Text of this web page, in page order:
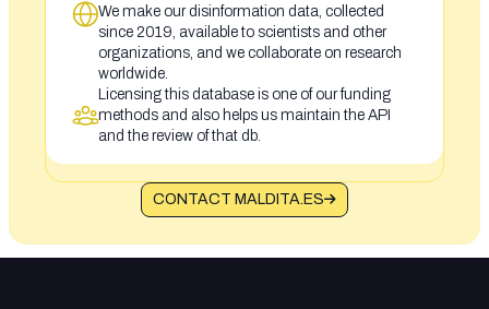
We make our disinformation data, collected
since 2019, available to scientists and other
organizations, and we collaborate on research
worldwide.
Licensing this database is one of our funding
methods and also helps us maintain the API
and the review of that db.
CONTACT MALDITA.ES